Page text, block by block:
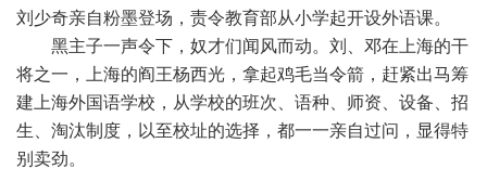
刘少奇亲自粉墨登场，责令教育部从小学起开设外语课。
黑主子一声令下，奴才们闻风而动。刘、邓在上海的干
将之一，上海的阎王杨西光，拿起鸡毛当令箭，赶紧出马筹
建上海外国语学校，从学校的班次、语种、师资、设备、招
生、淘汰制度，以至校址的选择，都一一亲自过问，显得特
别卖劲。